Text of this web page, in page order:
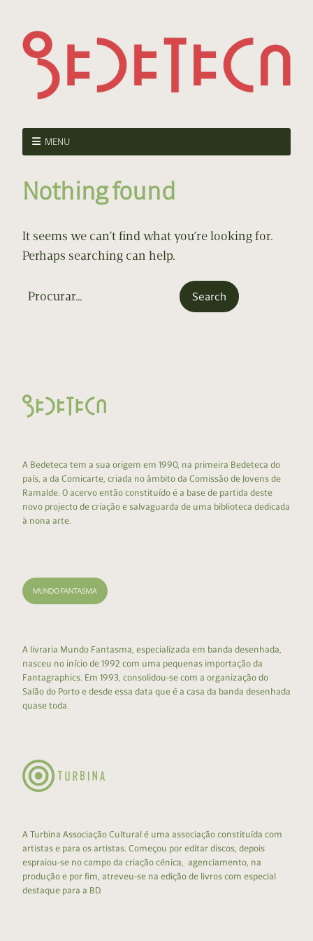
MENU
Nothing found
It seems we can’t find what you’re looking for.
Perhaps searching can help.
A Bedeteca tem a sua origem em 1990, na primeira Bedeteca do
país, a da Comicarte, criada no âmbito da Comissão de Jovens de
Ramalde. O acervo então constituído é a base de partida deste
novo projecto de criação e salvaguarda de uma biblioteca dedicada
à nona arte.
A livraria Mundo Fantasma, especializada em banda desenhada,
nasceu no início de 1992 com uma pequenas importação da
Fantagraphics. Em 1993, consolidou-se com a organização do
Salão do Porto e desde essa data que é a casa da banda desenhada
quase toda.
A Turbina Associação Cultural é uma associação constituída com
artistas e para os artistas. Começou por editar discos, depois
espraiou-se no campo da criação cénica, agenciamento, na
produção e por fim, atreveu-se na edição de livros com especial
destaque para a BD.